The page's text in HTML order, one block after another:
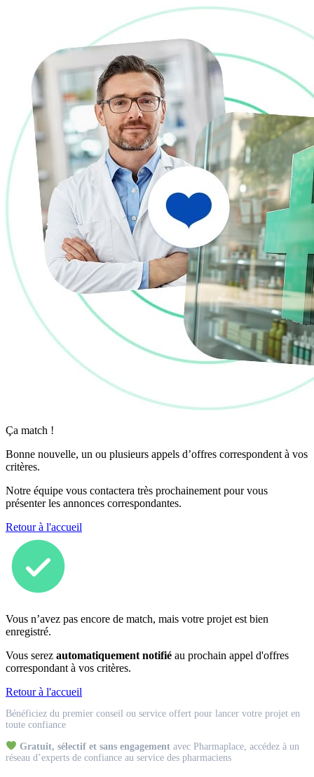
Ça match !
Bonne nouvelle, un ou plusieurs appels d’offres correspondent à vos
critères.
Notre équipe vous contactera très prochainement pour vous
présenter les annonces correspondantes.
Retour à l'accueil
Vous n’avez pas encore de match, mais votre projet est bien
enregistré.
Vous serez automatiquement notifié au prochain appel d'offres
correspondant à vos critères.
Retour à l'accueil
Expert
Bénéficiez du premier conseil ou service offert pour lancer votre projet en
toute confiance
Gratuit, sélectif et sans engagementavec Pharmaplace, accédez à un
réseau d’experts de confiance au service des pharmaciens